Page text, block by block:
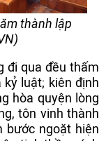
thành lập
đi qua đều thấm
luật; kiên định
hòa quyện lòng
tôn vinh thành
bước ngoặt hiện